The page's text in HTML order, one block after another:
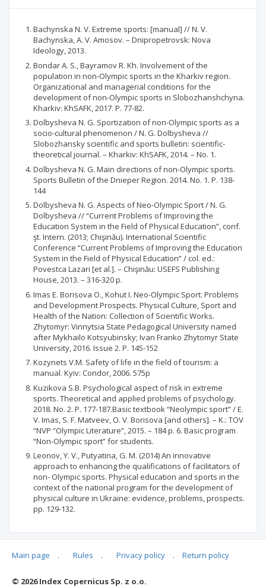
Bachynska N. V. Extreme sports: [manual] // N. V.
Bachynska, A. V. Amosov. – Dnipropetrovsk: Nova
Ideology, 2013.
Bondar A. S., Bayramov R. Kh. Involvement of the
population in non-Olympic sports in the Kharkiv region.
Organizational and managerial conditions for the
development of non-Olympic sports in Slobozhanshchyna.
Kharkiv: KhSAFK, 2017. P. 77-82.
Dolbysheva N. G. Sportization of non-Olympic sports as a
socio-cultural phenomenon / N. G. Dolbysheva //
Slobozhansky scientific and sports bulletin: scientific-
theoretical journal. – Kharkiv: KhSAFK, 2014. – No. 1.
Dolbysheva N. G. Main directions of non-Olympic sports.
Sports Bulletin of the Dnieper Region. 2014. No. 1. P. 138-
144
Dolbysheva N. G. Aspects of Neo-Olympic Sport / N. G.
Dolbysheva // “Current Problems of Improving the
Education System in the Field of Physical Education”, conf.
şt. Intern. (2013; Chişinău). International Scientific
Conference “Current Problems of Improving the Education
System in the Field of Physical Education” / col. ed.:
Povestca Lazari [et al.]. – Chişinău: USEFS Publishing
House, 2013. – 316-320 p.
Imas E. Borisova O., Kohut I. Neo-Olympic Sport: Problems
and Development Prospects. Physical Culture, Sport and
Health of the Nation: Collection of Scientific Works.
Zhytomyr: Vinnytsia State Pedagogical University named
after Mykhailo Kotsyubinsky; Ivan Franko Zhytomyr State
University, 2016. Issue 2. P. 145-152
Kozynets V.M. Safety of life in the field of tourism: a
manual. Kyiv: Condor, 2006. 575p
Kuzikova S.B. Psychological aspect of risk in extreme
sports. Theoretical and applied problems of psychology.
2018. No. 2. P. 177-187.Basic textbook “Neolympic sport” / E.
V. Imas, S. F. Matveev, O. V. Borisova [and others]. – K.: TOV
“NVP “Olympic Literature”, 2015. – 184 p. 6. Basic program
“Non-Olympic sport” for students.
Leonov, Y. V., Putyatina, G. M. (2014) An innovative
approach to enhancing the qualifications of facilitators of
non- Olympic sports. Physical education and sports in the
context of the national program for the development of
physical culture in Ukraine: evidence, problems, prospects.
pp. 129-132.
Articles quoting
Main page . Rules . Privacy policy . Return policy
© 2026 Index Copernicus Sp. z o.o.